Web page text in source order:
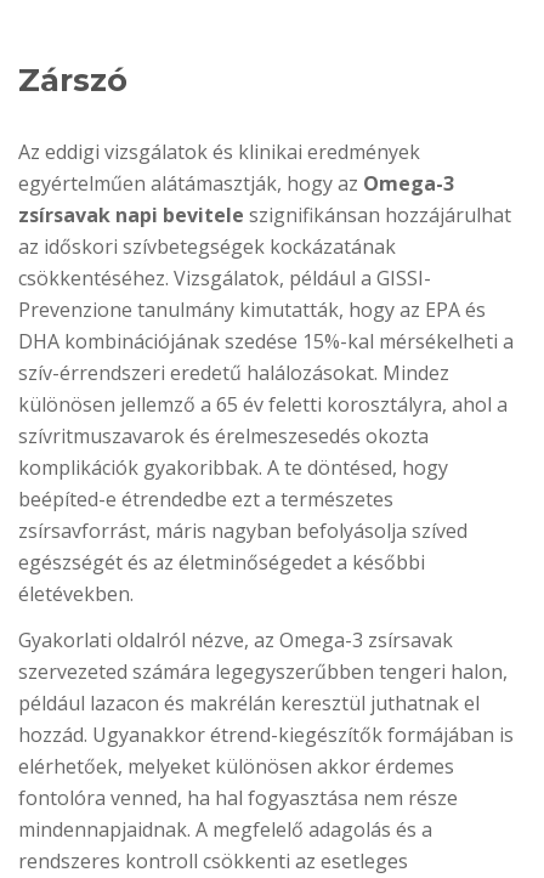
Zárszó
Az eddigi vizsgálatok és klinikai eredmények
egyértelműen alátámasztják, hogy az Omega-3
zsírsavak napi bevitele szignifikánsan hozzájárulhat
az időskori szívbetegségek kockázatának
csökkentéséhez. Vizsgálatok, például a GISSI-
Prevenzione tanulmány kimutatták, hogy az EPA és
DHA kombinációjának szedése 15%-kal mérsékelheti a
szív-érrendszeri eredetű halálozásokat. Mindez
különösen jellemző a 65 év feletti korosztályra, ahol a
szívritmuszavarok és érelmeszesedés okozta
komplikációk gyakoribbak. A te döntésed, hogy
beépíted-e étrendedbe ezt a természetes
zsírsavforrást, máris nagyban befolyásolja szíved
egészségét és az életminőségedet a későbbi
életévekben.
Gyakorlati oldalról nézve, az Omega-3 zsírsavak
szervezeted számára legegyszerűbben tengeri halon,
például lazacon és makrélán keresztül juthatnak el
hozzád. Ugyanakkor étrend-kiegészítők formájában is
elérhetőek, melyeket különösen akkor érdemes
fontolóra venned, ha hal fogyasztása nem része
mindennapjaidnak. A megfelelő adagolás és a
rendszeres kontroll csökkenti az esetleges